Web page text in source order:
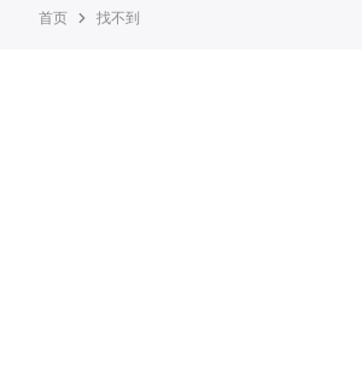
首页 找不到